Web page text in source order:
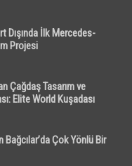
Dışında İlk Mercedes-
Projesi
Çağdaş Tasarım ve
Elite World Kuşadası
Çok Yönlü Bir